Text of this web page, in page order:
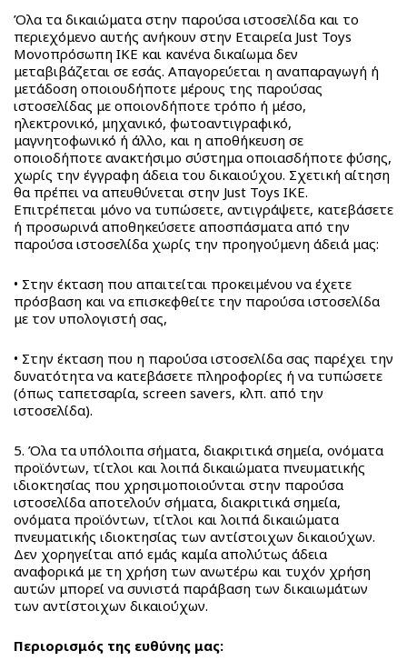
Stumble
Guys
Fast
Shots
BACK
Fast
Shots
Fast
Shots
Dart
Blaster
Fast
Shots
Water
Blaster
Spy
X
RW
RC
BACK
RW
RC
RW
Racing
Cars
1:24
(PVC)
RW
1:24
RW
1:18
RW
RollerBot
360°
RW
Monster
Truck
Diecast
Kool
Speed
BACK
Kool
Speed
Licensing
Cars
1:24
Licensing
Rally
Official
(PVC)
Rally
Official
WRC
1:16
(PVC)
Rally
WRC
Super
Wings
BACK
Super
Wings
Electric
Heroes
Super
Charge
Δημιουργικά
&
Δραστηριότητες
BACK
Δημιουργικά
Παιχνίδια
Μαγνητικά
Puzzle
Δημιουργικά
Μαγνητικά
Παιχνίδια
Σαπουνόφουσκες
Όλα τα δικαιώματα στην παρούσα ιστοσελίδα και το
περιεχόμενο αυτής ανήκουν στην Εταιρεία Just Toys
Μονοπρόσωπη ΙΚΕ και κανένα δικαίωμα δεν
μεταβιβάζεται σε εσάς. Απαγορεύεται η αναπαραγωγή ή
μετάδοση οποιουδήποτε μέρους της παρούσας
ιστοσελίδας με οποιονδήποτε τρόπο ή μέσο,
ηλεκτρονικό, μηχανικό, φωτοαντιγραφικό,
μαγνητοφωνικό ή άλλο, και η αποθήκευση σε
οποιοδήποτε ανακτήσιμο σύστημα οποιασδήποτε φύσης,
χωρίς την έγγραφη άδεια του δικαιούχου. Σχετική αίτηση
θα πρέπει να απευθύνεται στην Just Toys ΙΚΕ.
Επιτρέπεται μόνο να τυπώσετε, αντιγράψετε, κατεβάσετε
ή προσωρινά αποθηκεύσετε αποσπάσματα από την
παρούσα ιστοσελίδα χωρίς την προηγούμενη άδειά μας:
• Στην έκταση που απαιτείται προκειμένου να έχετε
πρόσβαση και να επισκεφθείτε την παρούσα ιστοσελίδα
με τον υπολογιστή σας,
• Στην έκταση που η παρούσα ιστοσελίδα σας παρέχει την
δυνατότητα να κατεβάσετε πληροφορίες ή να τυπώσετε
(όπως ταπετσαρία, screen savers, κλπ. από την
ιστοσελίδα).
5. Όλα τα υπόλοιπα σήματα, διακριτικά σημεία, ονόματα
προϊόντων, τίτλοι και λοιπά δικαιώματα πνευματικής
ιδιοκτησίας που χρησιμοποιούνται στην παρούσα
ιστοσελίδα αποτελούν σήματα, διακριτικά σημεία,
ονόματα προϊόντων, τίτλοι και λοιπά δικαιώματα
πνευματικής ιδιοκτησίας των αντίστοιχων δικαιούχων.
Δεν χορηγείται από εμάς καμία απολύτως άδεια
αναφορικά με τη χρήση των ανωτέρω και τυχόν χρήση
αυτών μπορεί να συνιστά παράβαση των δικαιωμάτων
των αντίστοιχων δικαιούχων.
Περιορισμός της ευθύνης μας: